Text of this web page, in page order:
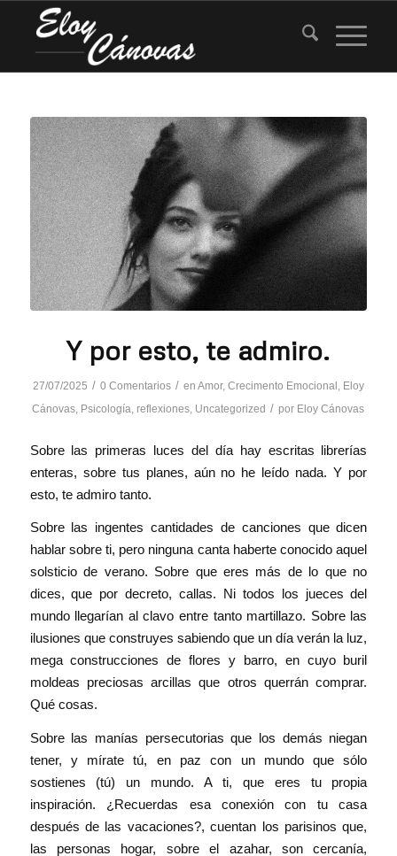
Y por esto, te admiro.
27/07/2025 / 0 Comentarios / en Amor, Crecimento Emocional, Eloy
Cánovas, Psicología, reflexiones, Uncategorized / por Eloy Cánovas
Sobre las primeras luces del día hay escritas librerías
enteras, sobre tus planes, aún no he leído nada. Y por
esto, te admiro tanto.
Sobre las ingentes cantidades de canciones que dicen
hablar sobre ti, pero ninguna canta haberte conocido aquel
solsticio de verano. Sobre que eres más de lo que no
dices, que por decreto, callas. Ni todos los jueces del
mundo llegarían al clavo entre tanto martillazo. Sobre las
ilusiones que construyes sabiendo que un día verán la luz,
mega construcciones de flores y barro, en cuyo buril
moldeas preciosas arcillas que otros querrán comprar.
Qué cosas.
Sobre las manías persecutorias que los demás niegan
tener, y mírate tú, en paz con un mundo que sólo
sostienes (tú) un mundo. A ti, que eres tu propia
inspiración. ¿Recuerdas esa conexión con tu casa
después de las vacaciones?, cuentan los parisinos que,
las personas hogar, sobre el azahar, son cercanía,